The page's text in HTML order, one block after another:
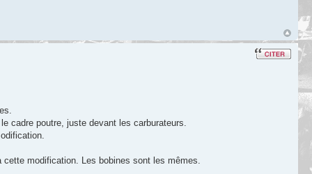
cadre poutre, juste devant les carburateurs.
modification. Les bobines sont les mêmes.